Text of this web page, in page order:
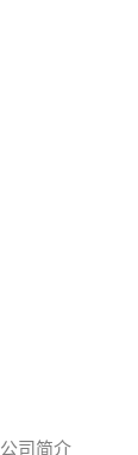
公司简介